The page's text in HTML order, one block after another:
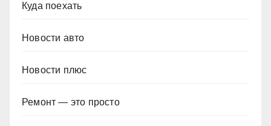
Куда поехать
Новости авто
Новости плюс
Ремонт — это просто